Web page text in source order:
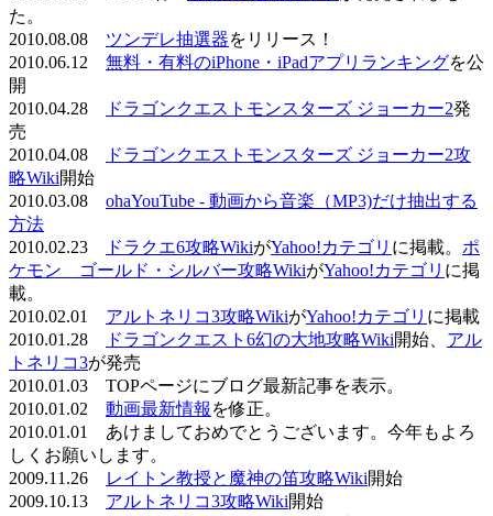
た。
2010.08.08 ツンデレ抽選器をリリース！
2010.06.12 無料・有料のiPhone・iPadアプリランキングを公
開
2010.04.28
ドラゴンクエストモンスターズ ジョーカー2発
売
2010.04.08
ドラゴンクエストモンスターズ ジョーカー2攻
略Wiki開始
2010.03.08 ohaYouTube - 動画から音楽（MP3)だけ抽出する
方法
2010.02.23
ドラクエ6攻略WikiがYahoo!カテゴリ に掲載。 ポ
ケモン ゴールド・シルバー攻略WikiがYahoo!カテゴリ に掲
載。
2010.02.01 アルトネリコ3攻略WikiがYahoo!カテゴリ に掲載
2010.01.28
ドラゴンクエスト6幻の大地攻略Wiki開始、 アル
トネリコ3が発売
2010.01.03 TOPページにブログ最新記事を表示。
2010.01.02 動画最新情報 を修正。
2010.01.01 あけましておめでとうございます。今年もよろ
しくお願いします。
2009.11.26
レイトン教授と魔神の笛攻略Wiki開始
2009.10.13 アルトネリコ3攻略Wiki開始